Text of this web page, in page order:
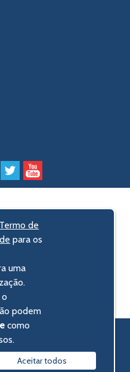
da Saúde de Porto Alegre
Termo de
para os
uma
podem
como
Aceitar todos